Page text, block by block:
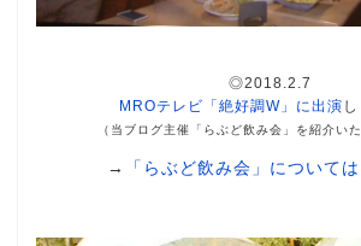
◎2018.2.7
MROテレビ「絶好調W」に出演
（当ブログ主催「らぶど飲み会」を紹介い
→ 「らぶど飲み会」について